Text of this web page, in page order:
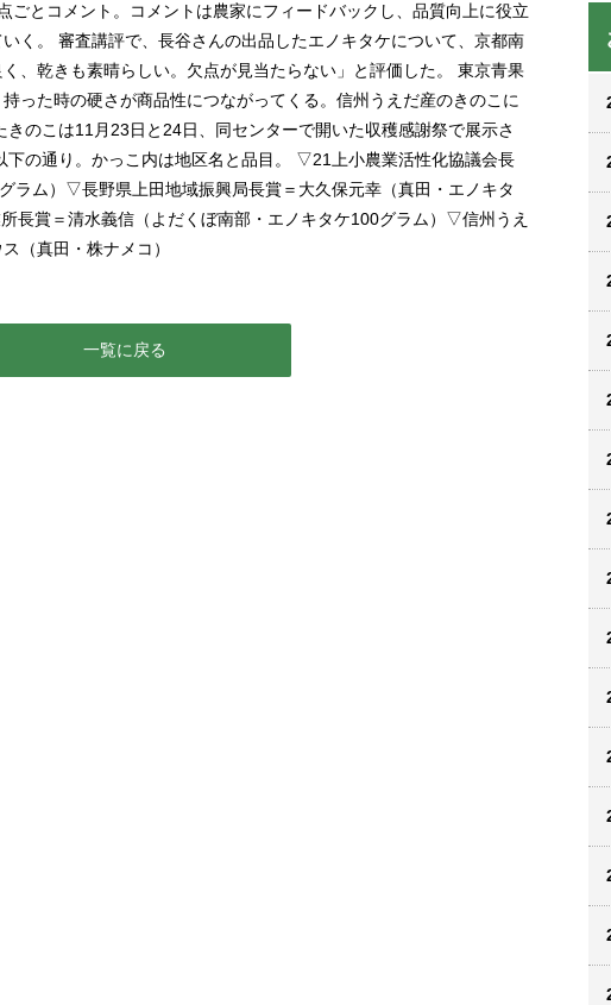
ごとコメント。コメントは農家にフィードバックし、品質向上に役立
く。 審査講評で、長谷さんの出品したエノキタケについて、京都南
、乾きも素晴らしい。欠点が見当たらない」と評価した。 東京青果
った時の硬さが商品性につながってくる。信州うえだ産のきのこに
のこは11月23日と24日、同センターで開いた収穫感謝祭で展示さ
下の通り。かっこ内は地区名と品目。 ▽21上小農業活性化協議会長
ラム）▽長野県上田地域振興局長賞＝大久保元幸（真田・エノキタ
長賞＝清水義信（よだくぼ南部・エノキタケ100グラム）▽信州うえ
（真田・株ナメコ）
一覧に戻る